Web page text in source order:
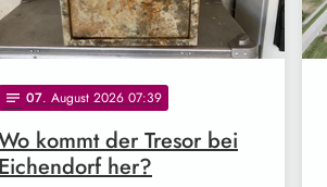
notes 07. August 2026 07:39
kommt der Tresor bei
her?